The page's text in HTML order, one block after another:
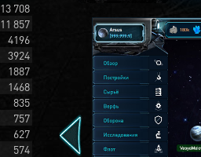
13 708
11 857
4196
3924
1887
1468
835
757
627
574